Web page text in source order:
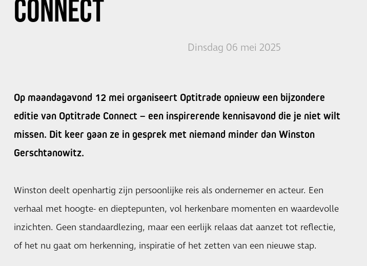
CONNECT
Dinsdag 06 mei 2025
Op maandagavond 12 mei organiseert Optitrade opnieuw een bijzondere
editie van Optitrade Connect – een inspirerende kennisavond die je niet wilt
missen. Dit keer gaan ze in gesprek met niemand minder dan Winston
Gerschtanowitz.
Winston deelt openhartig zijn persoonlijke reis als ondernemer en acteur. Een
verhaal met hoogte- en dieptepunten, vol herkenbare momenten en waardevolle
inzichten. Geen standaardlezing, maar een eerlijk relaas dat aanzet tot reflectie,
of het nu gaat om herkenning, inspiratie of het zetten van een nieuwe stap.